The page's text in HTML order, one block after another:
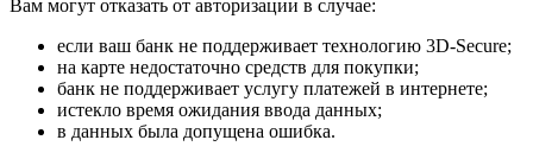
Вам могут отказать от авторизации в случае:
если ваш банк не поддерживает технологию 3D-Secure;
на карте недостаточно средств для покупки;
банк не поддерживает услугу платежей в интернете;
истекло время ожидания ввода данных;
в данных была допущена ошибка.